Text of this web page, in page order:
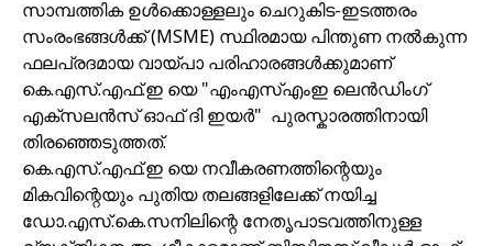
സാമ്പത്തിക ഉൾക്കൊള്ളലും ചെറുകിട-ഇടത്തരം
സംരംഭങ്ങൾക്ക് (MSME) സ്ഥിരമായ പിന്തുണ നൽകുന്ന
ഫലപ്രദമായ വായ്പാ പരിഹാരങ്ങൾക്കുമാണ്
കെ.എസ്.എഫ്.ഇ യെ "എംഎസ്എംഇ ലെൻഡിംഗ്
എക്സലൻസ് ഓഫ് ദി ഇയർ" പുരസ്കാരത്തിനായി
തിരഞ്ഞെടുത്തത്.
കെ.എസ്.എഫ്.ഇ യെ നവീകരണത്തിന്റെയും
മികവിന്റെയും പുതിയ തലങ്ങളിലേക്ക് നയിച്ച
ഡോ.എസ്.കെ.സനിലിന്റെ നേതൃപാടവത്തിനുള്ള